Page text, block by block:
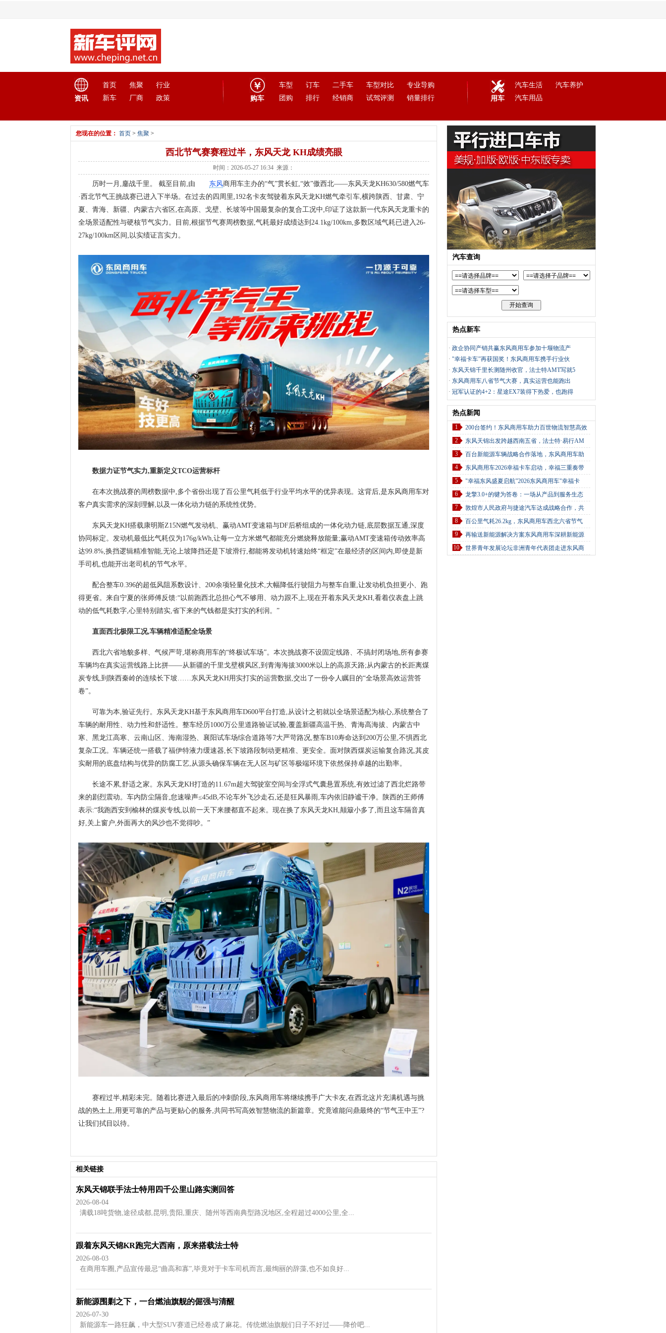
资讯
首页 焦聚
行业
新车
厂商 政策 购车
车型 订车 二手车 车型对比
专业导购
团购
排行 经销商 试驾评测 销量排行 用车
汽车生活
汽车养护
汽车用品
您现在的位置： 首页 > 焦聚 >
西北节气赛赛程过半，东风天龙 KH成绩亮眼
时间：2026-05-27 16:34 来源：
历时一月,鏖战千里。 截至目前,由 东风商用车主办的“气”贯长虹,“效”傲西北——东风天龙KH630/580燃气车
·西北节气王挑战赛已进入下半场。在过去的四周里,192名卡友驾驶着东风天龙KH燃气牵引车,横跨陕西、甘肃、宁
夏、青海、新疆、内蒙古六省区,在高原、戈壁、长坡等中国最复杂的复合工况中,印证了这款新一代东风天龙重卡的
全场景适配性与硬核节气实力。目前,根据节气赛周榜数据,气耗最好成绩达到24.1kg/100km,多数区域气耗已进入26-
27kg/100km区间,以实绩证言实力。
数据力证节气实力,重新定义TCO运营标杆
在本次挑战赛的周榜数据中,多个省份出现了百公里气耗低于行业平均水平的优异表现。这背后,是东风商用车对
客户真实需求的深刻理解,以及一体化动力链的系统性优势。
东风天龙KH搭载康明斯Z15N燃气发动机、赢动AMT变速箱与DF后桥组成的一体化动力链,底层数据互通,深度
协同标定。发动机最低比气耗仅为176g/kWh,让每一立方米燃气都能充分燃烧释放能量;赢动AMT变速箱传动效率高
达99.8%,换挡逻辑精准智能,无论上坡降挡还是下坡滑行,都能将发动机转速始终“框定”在最经济的区间内,即使是新
手司机,也能开出老司机的节气水平。
配合整车0.396的超低风阻系数设计、200余项轻量化技术,大幅降低行驶阻力与整车自重,让发动机负担更小、跑
得更省。来自宁夏的张师傅反馈:“以前跑西北总担心气不够用、动力跟不上,现在开着东风天龙KH,看着仪表盘上跳
动的低气耗数字,心里特别踏实,省下来的气钱都是实打实的利润。”
直面西北极限工况,车辆精准适配全场景
西北六省地貌多样、气候严苛,堪称商用车的“终极试车场”。本次挑战赛不设固定线路、不搞封闭场地,所有参赛
车辆均在真实运营线路上比拼——从新疆的千里戈壁横风区,到青海海拔3000米以上的高原天路;从内蒙古的长距离煤
炭专线,到陕西秦岭的连续长下坡……东风天龙KH用实打实的运营数据,交出了一份令人瞩目的“全场景高效运营答
卷”。
可靠为本,验证先行。东风天龙KH基于东风商用车D600平台打造,从设计之初就以全场景适配为核心,系统整合了
车辆的耐用性、动力性和舒适性。整车经历1000万公里道路验证试验,覆盖新疆高温干热、青海高海拔、内蒙古中
寒、黑龙江高寒、云南山区、海南湿热、襄阳试车场综合道路等7大严苛路况,整车B10寿命达到200万公里,不惧西北
复杂工况。车辆还统一搭载了福伊特液力缓速器,长下坡路段制动更精准、更安全。面对陕西煤炭运输复合路况,其皮
实耐用的底盘结构与优异的防腐工艺,从源头确保车辆在无人区与矿区等极端环境下依然保持卓越的出勤率。
长途不累,舒适之家。东风天龙KH打造的11.67m超大驾驶室空间与全浮式气囊悬置系统,有效过滤了西北烂路带
来的剧烈震动。车内防尘隔音,怠速噪声≤45dB,不论车外飞沙走石,还是狂风暴雨,车内依旧静谧干净。陕西的王师傅
表示:“我跑西安到榆林的煤炭专线,以前一天下来腰都直不起来。现在换了东风天龙KH,颠簸小多了,而且这车隔音真
好,关上窗户,外面再大的风沙也不觉得吵。”
赛程过半,精彩未完。随着比赛进入最后的冲刺阶段,东风商用车将继续携手广大卡友,在西北这片充满机遇与挑
战的热土上,用更可靠的产品与更贴心的服务,共同书写高效智慧物流的新篇章。究竟谁能问鼎最终的“节气王中王”?
让我们拭目以待。
相关链接
东风天锦联手法士特用四千公里山路实测回答
2026-08-04
满载18吨货物,途径成都,昆明,贵阳,重庆、随州等西南典型路况地区,全程超过4000公里,全...
跟着东风天锦KR跑完大西南，原来搭载法士特
2026-08-03
在商用车圈,产品宣传最忌“曲高和寡”,毕竟对于卡车司机而言,最绚丽的辞藻,也不如良好...
新能源围剿之下，一台燃油旗舰的倔强与清醒
2026-07-30
新能源车一路狂飙，中大型SUV赛道已经卷成了麻花。传统燃油旗舰们日子不好过——降价吧...
汽车查询
热点新车
· 政企协同产销共赢东风商用车参加十堰物流产
· "幸福卡车”再获国奖！东风商用车携手行业伙
· 东风天锦千里长测随州收官，法士特AMT写就5
· 东风商用车八省节气大赛，真实运营也能跑出
· 冠军认证的4+2：星途EX7装得下热爱，也跑得
热点新闻
1
200台签约！东风商用车助力百世物流智慧高效
2
东风天锦出发跨越西南五省，法士特·易行AM
3
百台新能源车辆战略合作落地，东风商用车助
4
东风商用车2026幸福卡车启动，幸福三重奏带
5
"幸福东风盛夏启航”2026东风商用车"幸福卡
6
龙擎3.0+的犍为答卷：一场从产品到服务生态
7
敦煌市人民政府与捷途汽车达成战略合作，共
8
百公里气耗26.2kg，东风商用车西北六省节气
9
再输送新能源解决方案东风商用车深耕新能源
10
世界青年发展论坛非洲青年代表团走进东风商